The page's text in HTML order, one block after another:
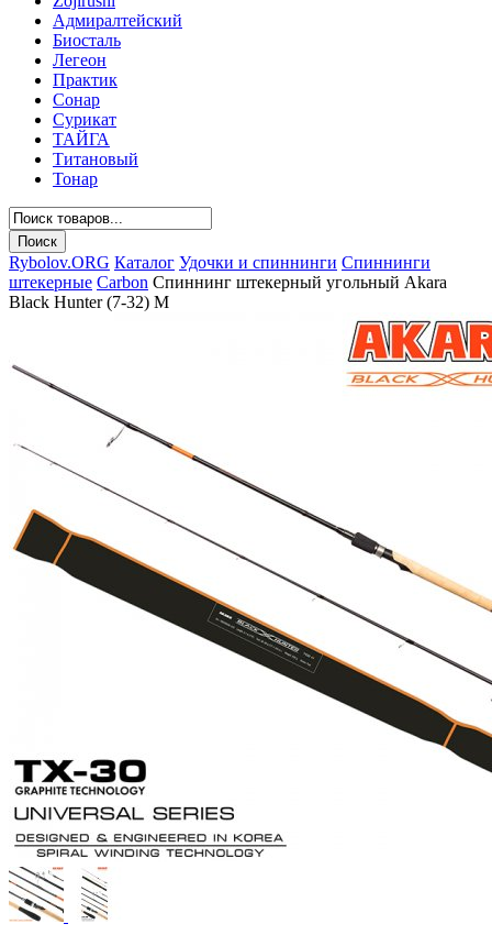
Адмиралтейский
Биосталь
Легеон
Практик
Сонар
Сурикат
ТАЙГА
Титановый
Тонар
Rybolov.ORG Каталог Удочки и спиннинги Спиннинги
штекерные Carbon Спиннинг штекерный угольный Akara
Black Hunter (7-32) M